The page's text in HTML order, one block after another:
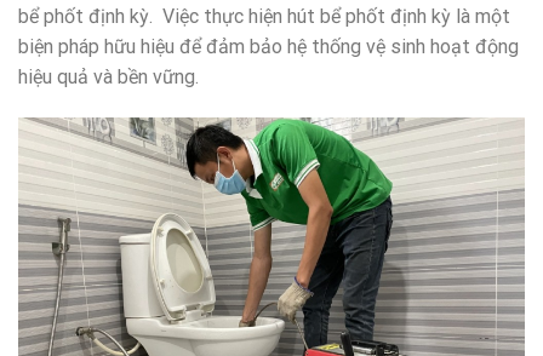
bể phốt định kỳ. Việc thực hiện hút bể phốt định kỳ là một
biện pháp hữu hiệu để đảm bảo hệ thống vệ sinh hoạt động
hiệu quả và bền vững.